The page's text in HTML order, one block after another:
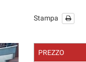
Stampa
PREZZO